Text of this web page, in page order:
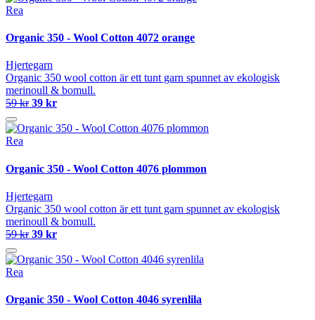
Rea
Organic 350 - Wool Cotton 4072 orange
Hjertegarn
Organic 350 wool cotton är ett tunt garn spunnet av ekologisk
merinoull & bomull.
59 kr 39 kr
Rea
Organic 350 - Wool Cotton 4076 plommon
Hjertegarn
Organic 350 wool cotton är ett tunt garn spunnet av ekologisk
merinoull & bomull.
59 kr 39 kr
Rea
Organic 350 - Wool Cotton 4046 syrenlila